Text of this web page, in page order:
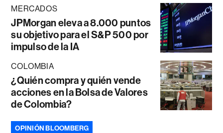
MERCADOS
JPMorgan eleva a 8.000 puntos
su objetivo para el S&P 500 por
impulso de la IA
COLOMBIA
¿Quién compra y quién vende
acciones en la Bolsa de Valores
de Colombia?
OPINIÓN BLOOMBERG